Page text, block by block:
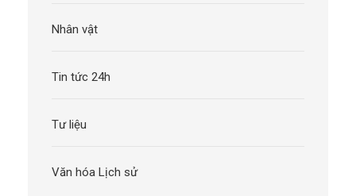
Nhân vật
Tin tức 24h
Tư liệu
Văn hóa Lịch sử